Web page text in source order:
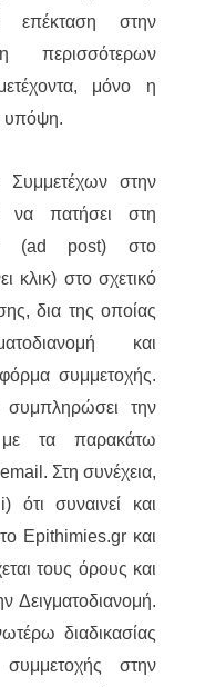
επέκταση στην
περισσότερων
μόνο η
υπόψη.
Συμμετέχων στην
να πατήσει στη
(ad post) στο
κλικ) στο σχετικό
δια της οποίας
και
συμμετοχής.
συμπληρώσει την
με τα παρακάτω
Στη συνέχεια,
ότι συναινεί και
Epithimies.gr και
τους όρους και
Δειγματοδιανομή.
διαδικασίας
στην